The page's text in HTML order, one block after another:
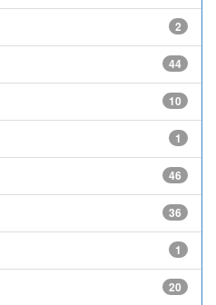
2
44
10
1
46
36
1
20